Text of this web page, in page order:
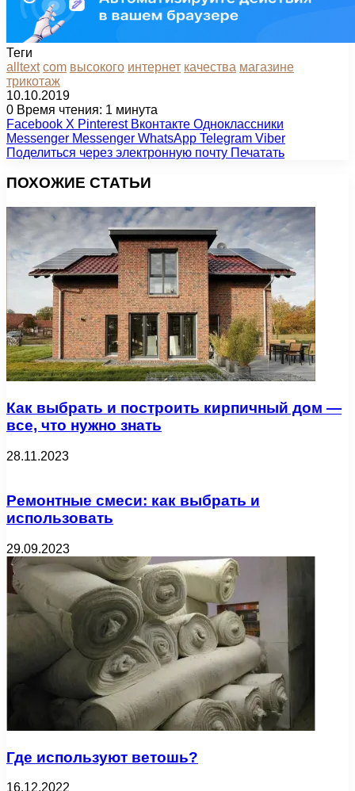
Теги
alltext com высокого интернет качества магазине
трикотаж
10.10.2019
0 Время чтения: 1 минута
Facebook X Pinterest Вконтакте Одноклассники
Messenger Messenger WhatsApp Telegram Viber
Поделиться через электронную почту Печатать
ПОХОЖИЕ СТАТЬИ
Как выбрать и построить кирпичный дом —
все, что нужно знать
28.11.2023
Ремонтные смеси: как выбрать и
использовать
29.09.2023
Где используют ветошь?
16.12.2022